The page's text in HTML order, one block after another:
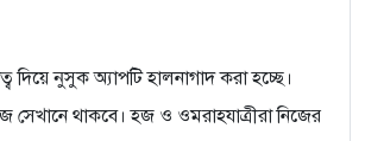
দিয়ে নুসুক অ্যাপটি হালনাগাদ করা হচ্ছে।
সেখানে থাকবে। হজ ও ওমরাহযাত্রীরা নিজের